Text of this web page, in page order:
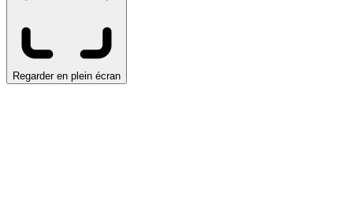
Regarder en plein écran